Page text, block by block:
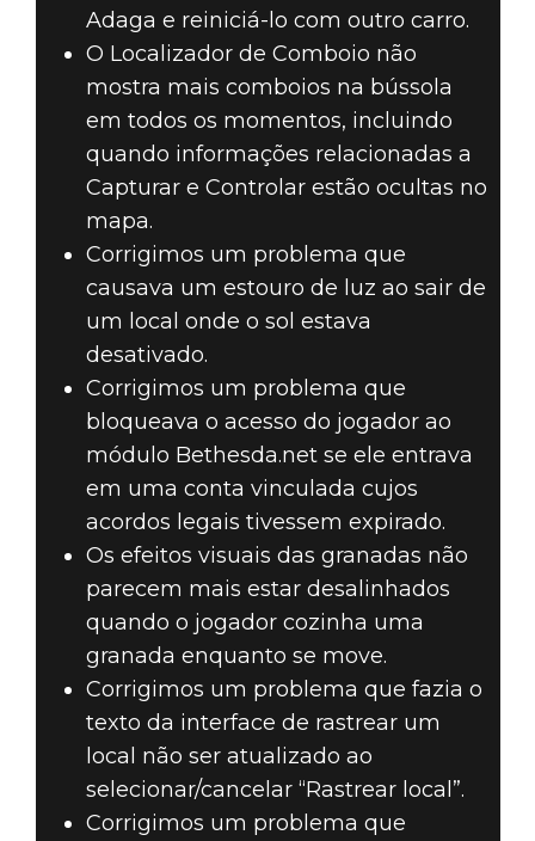
Adaga e reiniciá-lo com outro carro.
O Localizador de Comboio não
mostra mais comboios na bússola
em todos os momentos, incluindo
quando informações relacionadas a
Capturar e Controlar estão ocultas no
mapa.
Corrigimos um problema que
causava um estouro de luz ao sair de
um local onde o sol estava
desativado.
Corrigimos um problema que
bloqueava o acesso do jogador ao
módulo Bethesda.net se ele entrava
em uma conta vinculada cujos
acordos legais tivessem expirado.
Os efeitos visuais das granadas não
parecem mais estar desalinhados
quando o jogador cozinha uma
granada enquanto se move.
Corrigimos um problema que fazia o
texto da interface de rastrear um
local não ser atualizado ao
selecionar/cancelar “Rastrear local”.
Corrigimos um problema que